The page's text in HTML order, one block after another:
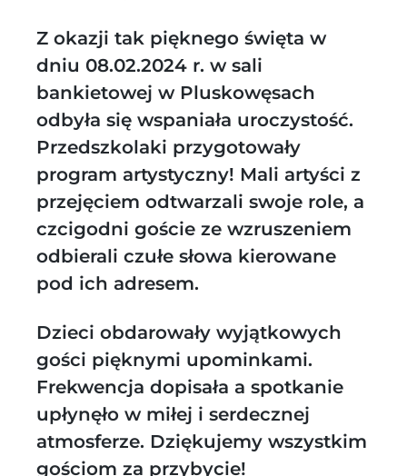
Z okazji tak pięknego święta w
dniu 08.02.2024 r. w sali
bankietowej w Pluskowęsach
odbyła się wspaniała uroczystość.
Przedszkolaki przygotowały
program artystyczny! Mali artyści z
przejęciem odtwarzali swoje role, a
czcigodni goście ze wzruszeniem
odbierali czułe słowa kierowane
pod ich adresem.
Dzieci obdarowały wyjątkowych
gości pięknymi upominkami.
Frekwencja dopisała a spotkanie
upłynęło w miłej i serdecznej
atmosferze. Dziękujemy wszystkim
gościom za przybycie!